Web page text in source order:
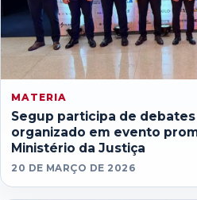
MATERIA
Segup participa de
organizado em evento
Ministério da Justiça
20 DE MARÇO DE 2026